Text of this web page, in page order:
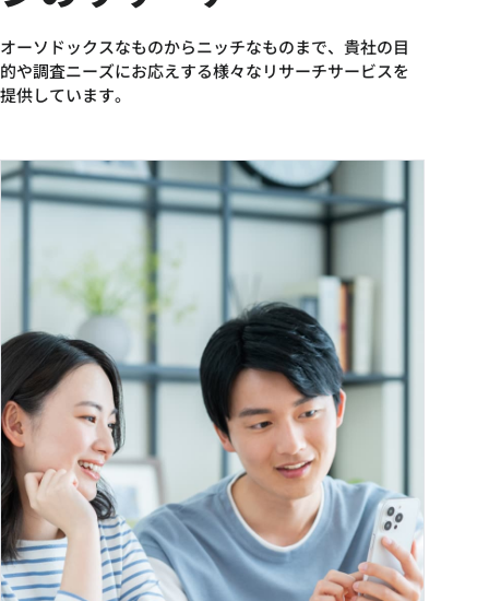
オーソドックスなものからニッチなものまで、貴社の目
的や調査ニーズにお応えする様々なリサーチサービスを
提供しています。